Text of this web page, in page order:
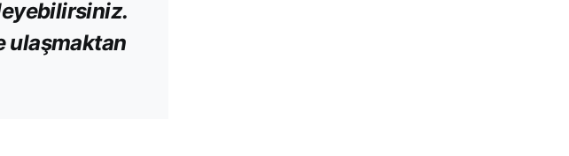
ulaşmaktan